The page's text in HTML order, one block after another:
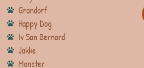
Grandorf
Happy Dog
Iv San Bernard
Jakke
Monster